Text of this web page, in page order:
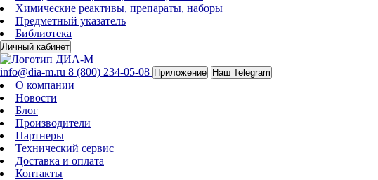
Химические реактивы, препараты, наборы
Предметный указатель
Библиотека
Личный кабинет
info@dia-m.ru 8 (800) 234-05-08 Приложение Наш Telegram
О компании
Новости
Блог
Производители
Партнеры
Технический сервис
Доставка и оплата
Контакты